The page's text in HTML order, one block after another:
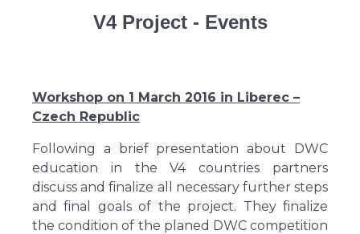
V4 Project - Events
Workshop on 1 March 2016 in Liberec –
Czech Republic
Following a brief presentation about DWC
education in the V4 countries partners
discuss and finalize all necessary further steps
and final goals of the project. They finalize
the condition of the planed DWC competition